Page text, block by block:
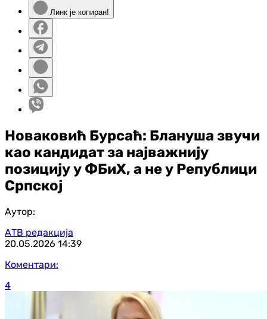
Линк је копиран!
Новаковић Бурсаћ: Блануша звучи
као кандидат за најважнију
позицију у ФБиХ, а не у Републици
Српској
Аутор:
АТВ редакција
20.05.2026 14:39
Коментари:
4